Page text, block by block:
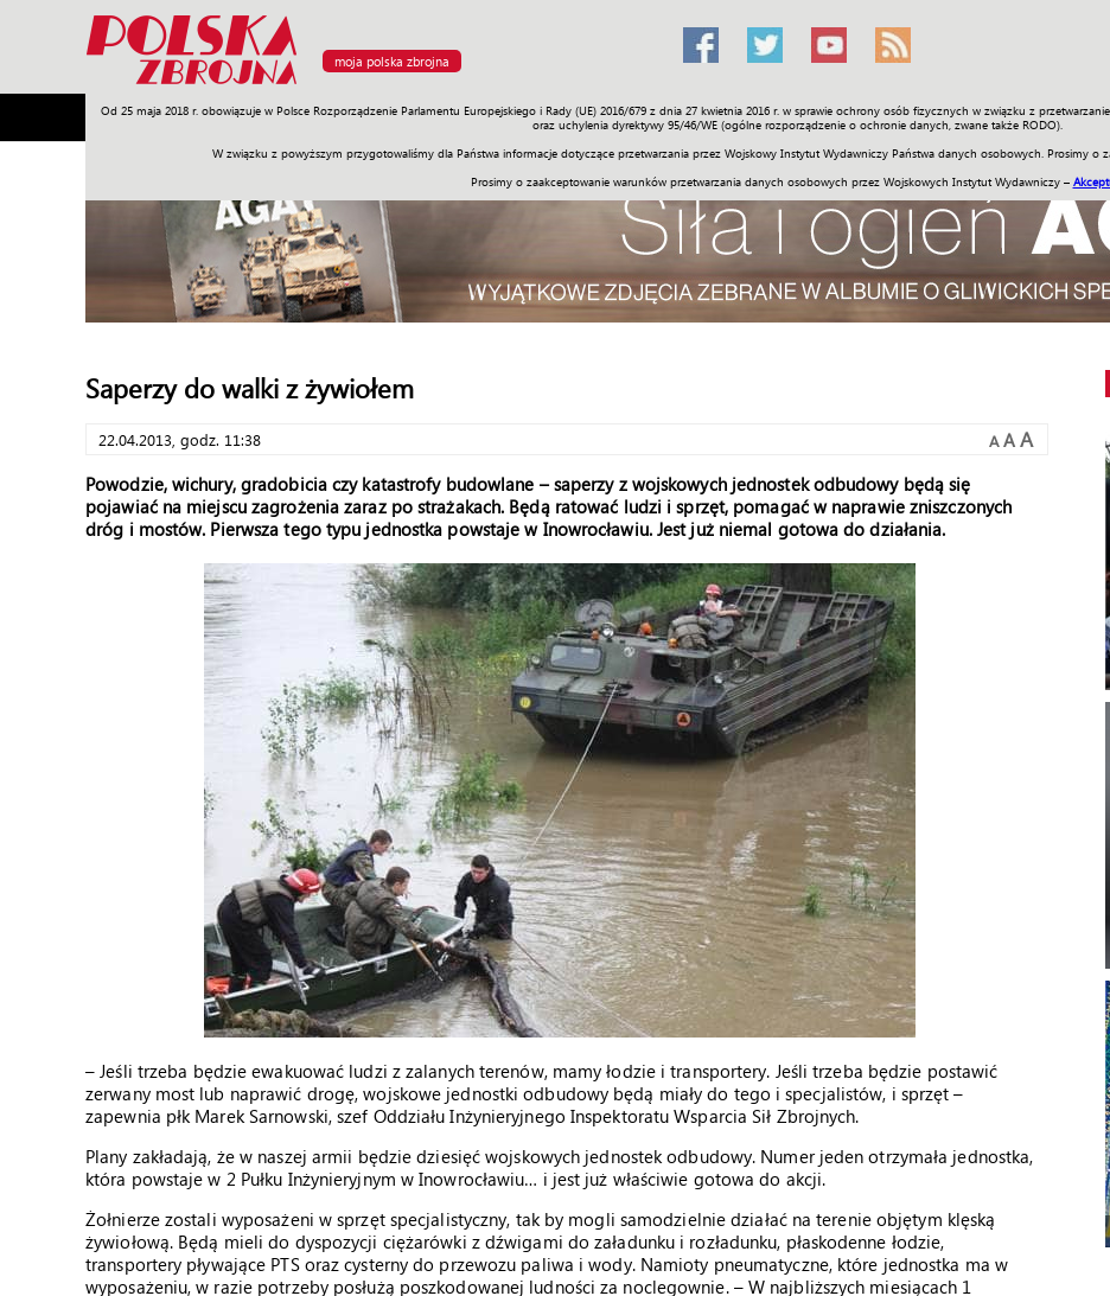
moja polska zbrojna
Od 25 maja 2018 r. obowiązuje w Polsce Rozporządzenie Parlamentu Europejskiego i Rady (UE) 2016/679 z dnia 27 kwietnia 2016 r. w sprawie ochrony osób fizycznych w związku z
oraz uchylenia dyrektywy 95/46/WE (ogólne rozporządzenie o ochronie danych, zwane także RODO).
W związku z powyższym przygotowaliśmy dla Państwa informacje dotyczące przetwarzania przez Wojskowy Instytut Wydawniczy Państwa danych osobowych. Prosimy o
Prosimy o zaakceptowanie warunków przetwarzania danych osobowych przez Wojskowych Instytut Wydawniczy –
Armia Poligon Sprzęt Misje Polityka Prawo Świat Społeczność Sport Historia Galerie Wideo ENGLISH
Saperzy do walki z żywiołem
22.04.2013, godz. 11:38 A A A
Powodzie, wichury, gradobicia czy katastrofy budowlane – saperzy z wojskowych jednostek odbudowy będą się
pojawiać na miejscu zagrożenia zaraz po strażakach. Będą ratować ludzi i sprzęt, pomagać w naprawie zniszczonych
dróg i mostów. Pierwsza tego typu jednostka powstaje w Inowrocławiu. Jest już niemal gotowa do działania.
– Jeśli trzeba będzie ewakuować ludzi z zalanych terenów, mamy łodzie i transportery. Jeśli trzeba będzie postawić
zerwany most lub naprawić drogę, wojskowe jednostki odbudowy będą miały do tego i specjalistów, i sprzęt –
zapewnia płk Marek Sarnowski, szef Oddziału Inżynieryjnego Inspektoratu Wsparcia Sił Zbrojnych.
Plany zakładają, że w naszej armii będzie dziesięć wojskowych jednostek odbudowy. Numer jeden otrzymała jednostka,
która powstaje w 2 Pułku Inżynieryjnym w Inowrocławiu… i jest już właściwie gotowa do akcji.
Żołnierze zostali wyposażeni w sprzęt specjalistyczny, tak by mogli samodzielnie działać na terenie objętym klęską
żywiołową. Będą mieli do dyspozycji ciężarówki z dźwigami do załadunku i rozładunku, płaskodenne łodzie,
transportery pływające PTS oraz cysterny do przewozu paliwa i wody. Namioty pneumatyczne, które jednostka ma w
wyposażeniu, w razie potrzeby posłużą poszkodowanej ludności za noclegownie. – W najbliższych miesiącach 1